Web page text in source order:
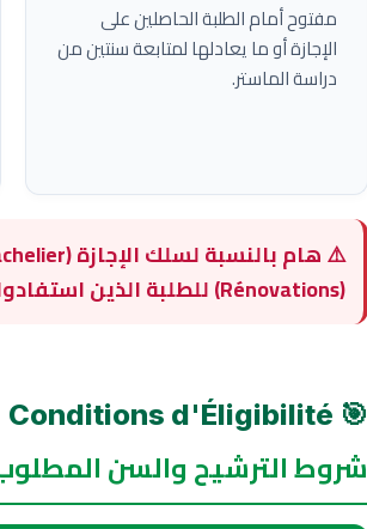
مفتوح أمام الطلبة الحاصلين على
الإجازة أو ما يعادلها لمتابعة سنتين من
دراسة الماستر.
(Rénovations) للطلبة الذين استفادوا منها خلال السنة الفارطة.
🎯 Conditions d'Éligibilité
شروط الترشيح والسن